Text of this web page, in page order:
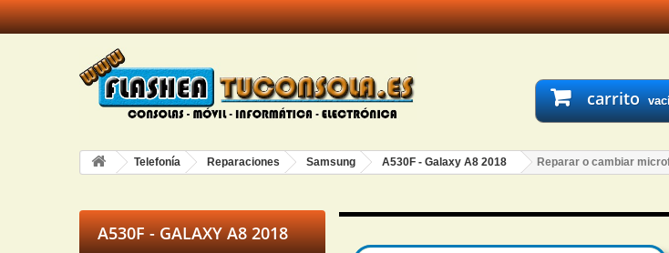
carrito
Telefonía Reparaciones Samsung A530F - Galaxy A8 2018 Reparar o cambiar
A530F - GALAXY A8 2018